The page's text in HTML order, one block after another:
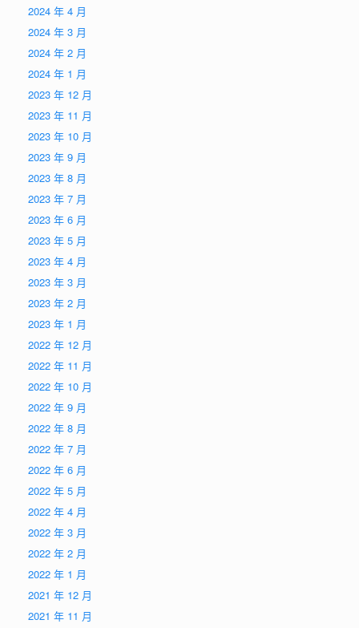
2024 年 4 月
2024 年 3 月
2024 年 2 月
2024 年 1 月
2023 年 12 月
2023 年 11 月
2023 年 10 月
2023 年 9 月
2023 年 8 月
2023 年 7 月
2023 年 6 月
2023 年 5 月
2023 年 4 月
2023 年 3 月
2023 年 2 月
2023 年 1 月
2022 年 12 月
2022 年 11 月
2022 年 10 月
2022 年 9 月
2022 年 8 月
2022 年 7 月
2022 年 6 月
2022 年 5 月
2022 年 4 月
2022 年 3 月
2022 年 2 月
2022 年 1 月
2021 年 12 月
2021 年 11 月